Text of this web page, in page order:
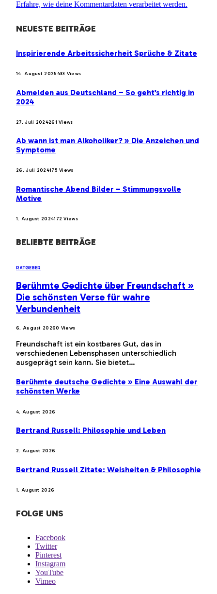
Erfahre, wie deine Kommentardaten verarbeitet werden.
NEUESTE BEITRÄGE
Inspirierende Arbeitssicherheit Sprüche & Zitate
14. August 2025433 Views
Abmelden aus Deutschland – So geht’s richtig in
2024
27. Juli 2024261Views
Ab wann ist man Alkoholiker? » Die Anzeichen und
Symptome
26. Juli 2024175Views
Romantische Abend Bilder – Stimmungsvolle
Motive
1. August 2024172Views
BELIEBTE BEITRÄGE
RATGEBER
Berühmte Gedichte über Freundschaft »
Die schönsten Verse für wahre
Verbundenheit
6. August 20260 Views
Freundschaft ist ein kostbares Gut, das in
verschiedenen Lebensphasen unterschiedlich
ausgeprägt sein kann. Sie bietet…
Berühmte deutsche Gedichte » Eine Auswahl der
schönsten Werke
4. August 2026
Bertrand Russell: Philosophie und Leben
2. August 2026
Bertrand Russell Zitate: Weisheiten & Philosophie
1. August 2026
FOLGE UNS
Facebook
Twitter
Pinterest
Instagram
YouTube
Vimeo